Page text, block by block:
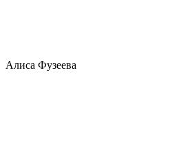
Алиса Фузеева